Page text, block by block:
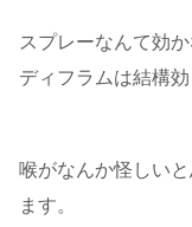
スプレーなんて効
ディフラムは結構効
喉がなんか怪しい
ます。